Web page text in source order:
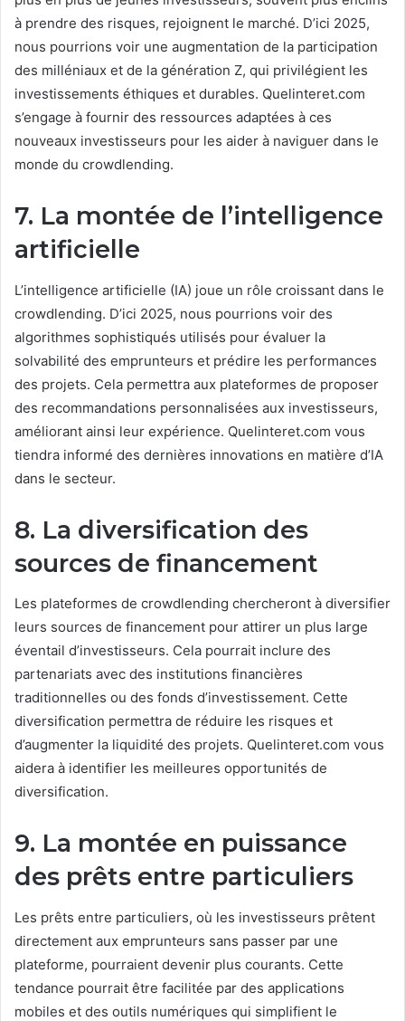
à prendre des risques, rejoignent le marché. D’ici 2025,
nous pourrions voir une augmentation de la participation
des milléniaux et de la génération Z, qui privilégient les
investissements éthiques et durables. Quelinteret.com
s’engage à fournir des ressources adaptées à ces
nouveaux investisseurs pour les aider à naviguer dans le
monde du crowdlending.
7. La montée de l’intelligence
artificielle
L’intelligence artificielle (IA) joue un rôle croissant dans le
crowdlending. D’ici 2025, nous pourrions voir des
algorithmes sophistiqués utilisés pour évaluer la
solvabilité des emprunteurs et prédire les performances
des projets. Cela permettra aux plateformes de proposer
des recommandations personnalisées aux investisseurs,
améliorant ainsi leur expérience. Quelinteret.com vous
tiendra informé des dernières innovations en matière d’IA
dans le secteur.
8. La diversification des
sources de financement
Les plateformes de crowdlending chercheront à diversifier
leurs sources de financement pour attirer un plus large
éventail d’investisseurs. Cela pourrait inclure des
partenariats avec des institutions financières
traditionnelles ou des fonds d’investissement. Cette
diversification permettra de réduire les risques et
d’augmenter la liquidité des projets. Quelinteret.com vous
aidera à identifier les meilleures opportunités de
diversification.
9. La montée en puissance
des prêts entre particuliers
Les prêts entre particuliers, où les investisseurs prêtent
directement aux emprunteurs sans passer par une
plateforme, pourraient devenir plus courants. Cette
tendance pourrait être facilitée par des applications
mobiles et des outils numériques qui simplifient le